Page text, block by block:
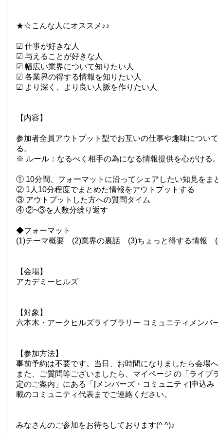
★☆こんな人にオススメ♪♪
☑ 仕事が好きな人
☑ 与えることが好きな人
☑ 幅広い業界について知りたい人
☑ 各業界の得する情報を知りたい人
☑ より深く、より良い人脈を作りたい人
【内容】
参加者全員アウトプット型でお互いの仕事や趣味につい
る。
※ ルール：なるべく相手の為になる情報提供を心がける
① 10分間、フォーマットに沿ってシェアしたい知見をま
② 1人10分程度でまとめた情報をアウトプットする
③ アウトプットした方への質問タイム
④ ②~③を人数分繰り返す
◆フォーマット
(1)テーマ概要 (2)業界の裏話 (3)ちょっと得する情報
【会場】
アカデミーヒルズ
【対象】
六本木・アークヒルズライブラリー コミュニティメンバ
【参加方法】
事前予約は不要です。当日、お時間になりましたら会場
また、ご質問等ございましたら、マイページ の「ライブ
定のご案内」にある「[メンバーズ・コミュニティ]申込み
載のコミュニティ代表までご連絡ください。
みなさんのご参加をお待ちしております(^ ^)♪